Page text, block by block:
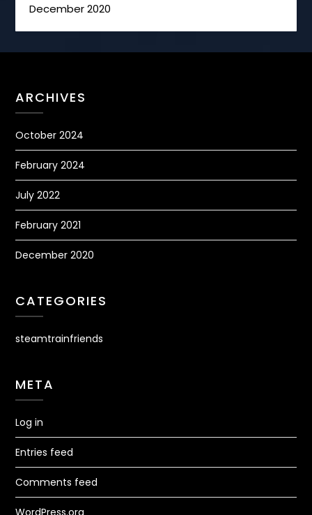
December 2020
ARCHIVES
October 2024
February 2024
July 2022
February 2021
December 2020
CATEGORIES
steamtrainfriends
META
Log in
Entries feed
Comments feed
WordPress.org